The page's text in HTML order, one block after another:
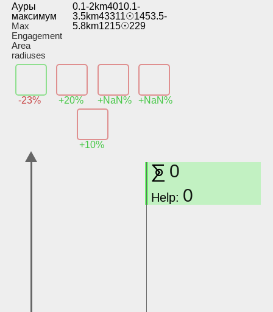
Ауры
максимум
Max
Engagement
Area
radiuses
0.1-2km4010.1-
3.5km43311☉1453.5-
5.8km1215☉229
-23% +20% +NaN% +NaN%
+10%
⨊ 0
Help: 0